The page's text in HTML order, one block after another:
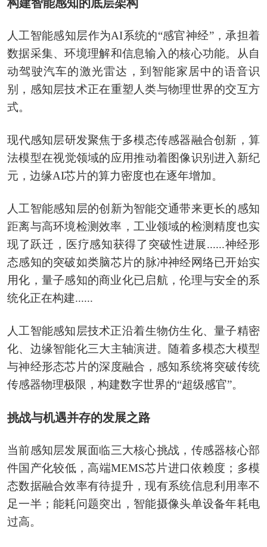
构建智能感知的底层架构
人工智能感知层作为AI系统的“感官神经”，承担着
数据采集、环境理解和信息输入的核心功能。从自
动驾驶汽车的激光雷达，到智能家居中的语音识
别，感知层技术正在重塑人类与物理世界的交互方
式。
‌现代感知层研发聚焦于多模态传感器融合创新，算
法模型‌在视觉领域的应用推动着图像识别进入新纪
元，边缘AI芯片的算力密度也在逐年增加。
人工智能感知层的创新为智能交通带来更长的感知
距离与高环境检测效率‌，工业领域的检测精度也实
现了跃迁‌，医疗感知获得了突破性进展......‌神经形
态感知的突破‌如类脑芯片的脉冲神经网络已开始实
用化，量子感知的商业化已启航‌，伦理与安全的系
统化正在构建......‌
人工智能感知层技术正沿着‌生物仿生化、量子精密
化、边缘智能化‌三大主轴演进。随着多模态大模型
与神经形态芯片的深度融合，感知系统将突破传统
传感器物理极限，构建数字世界的“超级感官”。
挑战与机遇并存的发展之路
当前感知层发展面临三大核心挑战，传感器核心部
件国产化较低，高端MEMS芯片进口依赖度；多模
态数据融合效率有待提升，现有系统信息利用率不
足一半；能耗问题突出，智能摄像头单设备年耗电
过高。